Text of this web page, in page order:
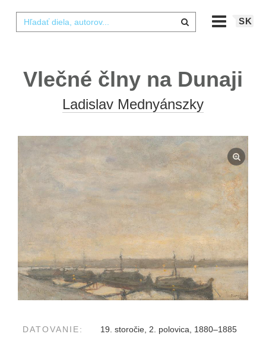
SK
Vlečné člny na Dunaji
Ladislav Mednyánszky
DATOVANIE: 19. storočie, 2. polovica, 1880–1885